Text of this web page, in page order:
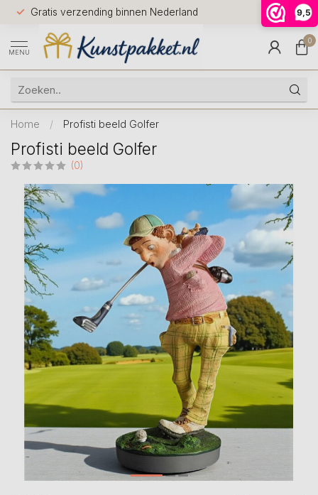
9,5
Gratis verzending binnen Nederland
Voor
huis
9.5
MENU
0
Home / Profisti beeld Golfer
Profisti beeld Golfer
(0)